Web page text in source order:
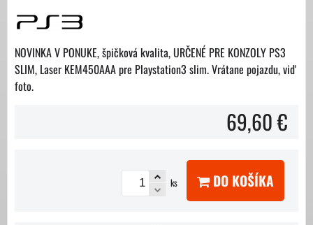
NOVINKA V PONUKE, špičková kvalita, URČENÉ PRE KONZOLY PS3
SLIM, Laser KEM450AAA pre Playstation3 slim. Vrátane pojazdu, viď
foto.
69,60 €
ks DO KOŠÍKA